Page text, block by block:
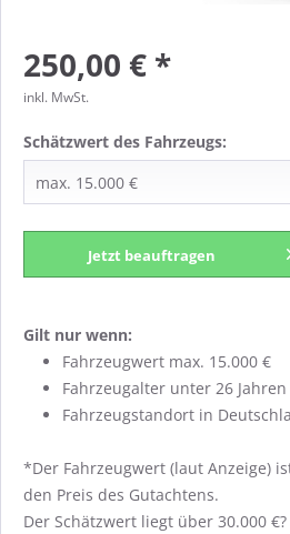
250,00 € *
inkl. MwSt.
Schätzwert des Fahrzeugs:
Jetzt beauftragen
Gilt nur wenn:
Fahrzeugwert max. 15.000 €
Fahrzeugalter unter 26 Jahren
Fahrzeugstandort in
*Der Fahrzeugwert (laut Anzeige)
den Preis des Gutachtens.
Der Schätzwert liegt über 30.000 €?